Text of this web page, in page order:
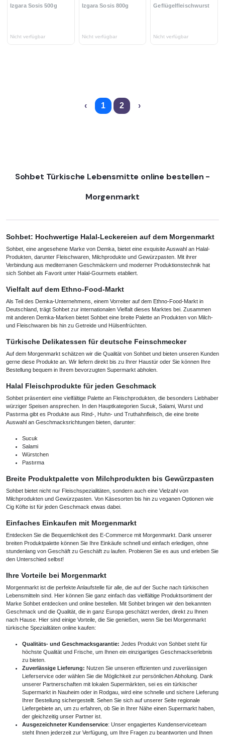
Izgara Sosis 500g
Nicht verfügbar
Izgara Sosis 800g
Nicht verfügbar
Geflügelfleischwurst
Nicht verfügbar
‹ 1 2 ›
Sohbet Türkische Lebensmitte online bestellen -
Morgenmarkt
Sohbet: Hochwertige Halal-Leckereien auf dem Morgenmarkt
Sohbet, eine angesehene Marke von Demka, bietet eine exquisite Auswahl an Halal-
Produkten, darunter Fleischwaren, Milchprodukte und Gewürzpasten. Mit ihrer
Verbindung aus mediterranen Geschmäckern und moderner Produktionstechnik hat
sich Sohbet als Favorit unter Halal-Gourmets etabliert.
Vielfalt auf dem Ethno-Food-Markt
Als Teil des Demka-Unternehmens, einem Vorreiter auf dem Ethno-Food-Markt in
Deutschland, trägt Sohbet zur internationalen Vielfalt dieses Marktes bei. Zusammen
mit anderen Demka-Marken bietet Sohbet eine breite Palette an Produkten von Milch-
und Fleischwaren bis hin zu Getreide und Hülsenfrüchten.
Türkische Delikatessen für deutsche Feinschmecker
Auf dem Morgenmarkt schätzen wir die Qualität von Sohbet und bieten unseren Kunden
gerne diese Produkte an. Wir liefern direkt bis zu Ihrer Haustür oder Sie können Ihre
Bestellung bequem in Ihrem bevorzugten Supermarkt abholen.
Halal Fleischprodukte für jeden Geschmack
Sohbet präsentiert eine vielfältige Palette an Fleischprodukten, die besonders Liebhaber
würziger Speisen ansprechen. In den Hauptkategorien Sucuk, Salami, Wurst und
Pastırma gibt es Produkte aus Rind-, Huhn- und Truthahnfleisch, die eine breite
Auswahl an Geschmacksrichtungen bieten, darunter:
Sucuk
Salami
Würstchen
Pastırma
Breite Produktpalette von Milchprodukten bis Gewürzpasten
Sohbet bietet nicht nur Fleischspezialitäten, sondern auch eine Vielzahl von
Milchprodukten und Gewürzpasten. Von Käsesorten bis hin zu veganen Optionen wie
Cig Köfte ist für jeden Geschmack etwas dabei.
Einfaches Einkaufen mit Morgenmarkt
Entdecken Sie die Bequemlichkeit des E-Commerce mit Morgenmarkt. Dank unserer
breiten Produktpalette können Sie Ihre Einkäufe schnell und einfach erledigen, ohne
stundenlang von Geschäft zu Geschäft zu laufen. Probieren Sie es aus und erleben Sie
den Unterschied selbst!
Ihre Vorteile bei Morgenmarkt
Morgenmarkt ist die perfekte Anlaufstelle für alle, die auf der Suche nach türkischen
Lebensmitteln sind. Hier können Sie ganz einfach das vielfältige Produktsortiment der
Marke Sohbet entdecken und online bestellen. Mit Sohbet bringen wir den bekannten
Geschmack und die Qualität, die in ganz Europa geschätzt werden, direkt zu Ihnen
nach Hause. Hier sind einige Vorteile, die Sie genießen, wenn Sie bei Morgenmarkt
türkische Spezialitäten online kaufen:
Qualitäts- und Geschmacksgarantie: Jedes Produkt von Sohbet steht für
höchste Qualität und Frische, um Ihnen ein einzigartiges Geschmackserlebnis
zu bieten.
Zuverlässige Lieferung: Nutzen Sie unseren effizienten und zuverlässigen
Lieferservice oder wählen Sie die Möglichkeit zur persönlichen Abholung. Dank
unserer Partnerschaften mit lokalen Supermärkten, sei es ein türkischer
Supermarkt in Nauheim oder in Rodgau, wird eine schnelle und sichere Lieferung
Ihrer Bestellung sichergestellt. Sehen Sie sich auf unserer Seite regionale
Liefergebiete an, um zu erfahren, ob Sie in Ihrer Nähe einen Supermarkt haben,
der gleichzeitig unser Partner ist.
Ausgezeichneter Kundenservice: Unser engagiertes Kundenserviceteam
steht Ihnen jederzeit zur Verfügung, um Ihre Fragen zu beantworten und Ihnen